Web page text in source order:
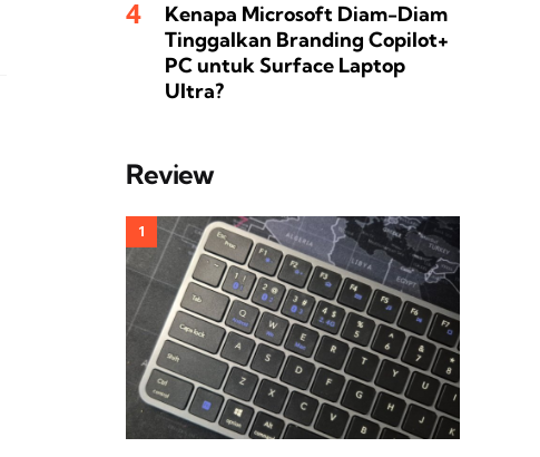
Kenapa Microsoft Diam-Diam
Tinggalkan Branding Copilot+
PC untuk Surface Laptop
Ultra?
Review